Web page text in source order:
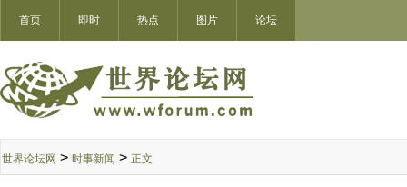
首页 即时 热点 图片 论坛
世界论坛网 > 时事新闻 > 正文